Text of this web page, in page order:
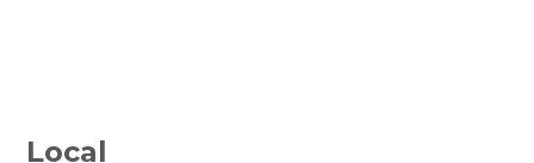
Local